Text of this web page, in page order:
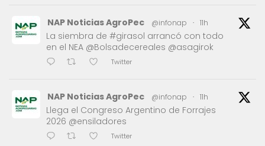
NAP Noticias AgroPec @infonap · 11h
La siembra de #girasol arrancó con todo
en el NEA @Bolsadecereales @asagirok
Twitter
NAP Noticias AgroPec @infonap · 11h
Llega el Congreso Argentino de Forrajes
2026 @ensiladores
Twitter